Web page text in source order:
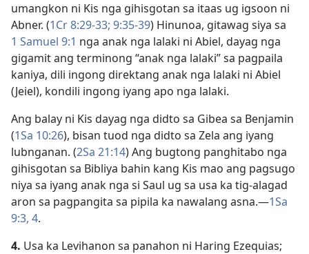
umangkon ni Kis nga gihisgotan sa itaas ug igsoon ni
Abner. (1Cr 8:29-33; 9:35-39) Hinunoa, gitawag siya sa
1 Samuel 9:1 nga anak nga lalaki ni Abiel, dayag nga
gigamit ang terminong “anak nga lalaki” sa pagpaila
kaniya, dili ingong direktang anak nga lalaki ni Abiel
(Jeiel), kondili ingong iyang apo nga lalaki.
Ang balay ni Kis dayag nga didto sa Gibea sa Benjamin
(1Sa 10:26), bisan tuod nga didto sa Zela ang iyang
lubnganan. (2Sa 21:14) Ang bugtong panghitabo nga
gihisgotan sa Bibliya bahin kang Kis mao ang pagsugo
niya sa iyang anak nga si Saul ug sa usa ka tig-alagad
aron sa pagpangita sa pipila ka nawalang asna.​—1Sa
9:​3, 4.
4. Usa ka Levihanon sa panahon ni Haring Ezequias;